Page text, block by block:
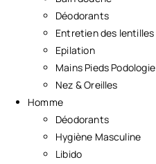
Déodorants
Entretien des lentilles
Epilation
Mains Pieds Podologie
Nez & Oreilles
Homme
Déodorants
Hygiène Masculine
Libido